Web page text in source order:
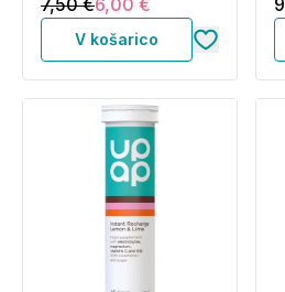
7,50 €6,00 €
V košarico